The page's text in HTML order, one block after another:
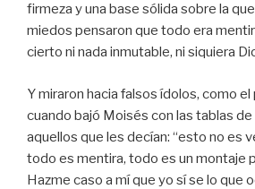
firmeza y una base sólida sobre la
miedos pensaron que todo era
cierto ni nada inmutable, ni siquiera
Y miraron hacia falsos ídolos, como
cuando bajó Moisés con las tablas de
aquellos que les decían: “esto no es
todo es mentira, todo es un montaje
Hazme caso a mí que yo sí se lo que